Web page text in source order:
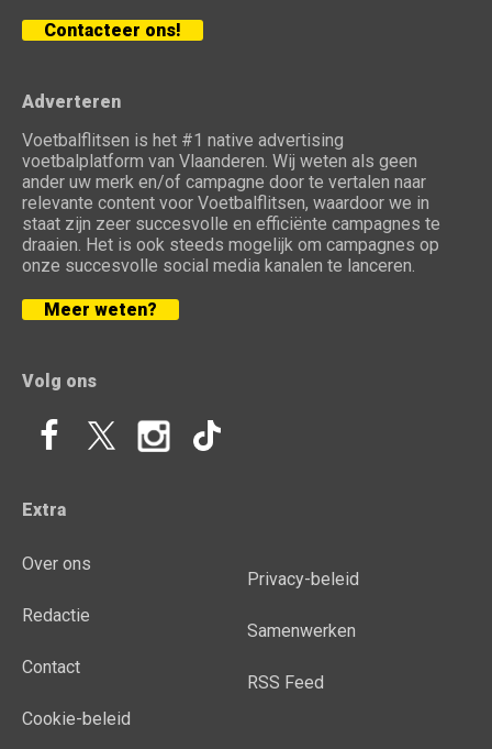
Contacteer ons!
Adverteren
Voetbalflitsen is het #1 native advertising
voetbalplatform van Vlaanderen. Wij weten als geen
ander uw merk en/of campagne door te vertalen naar
relevante content voor Voetbalflitsen, waardoor we in
staat zijn zeer succesvolle en efficiënte campagnes te
draaien. Het is ook steeds mogelijk om campagnes op
onze succesvolle social media kanalen te lanceren.
Meer weten?
Volg ons
Extra
Over ons
Redactie
Contact
Cookie-beleid
Privacy-beleid
Samenwerken
RSS Feed